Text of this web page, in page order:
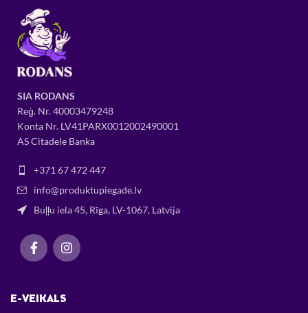
SIA RODANS
Reģ. Nr.40003479248
Konta Nr. LV41PARX0012002490001
AS Citadele Banka
+371 67 472 447
info@produktupiegade.lv
Buļļu iela 45, Rīga, LV-1067, Latvija
E-VEIKALS